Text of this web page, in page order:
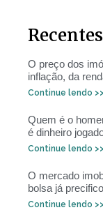
Recentes
O preço dos
inflação, da
Continue lendo
Quem é o
é dinheiro
Continue lendo
O mercado
bolsa já
Continue lendo